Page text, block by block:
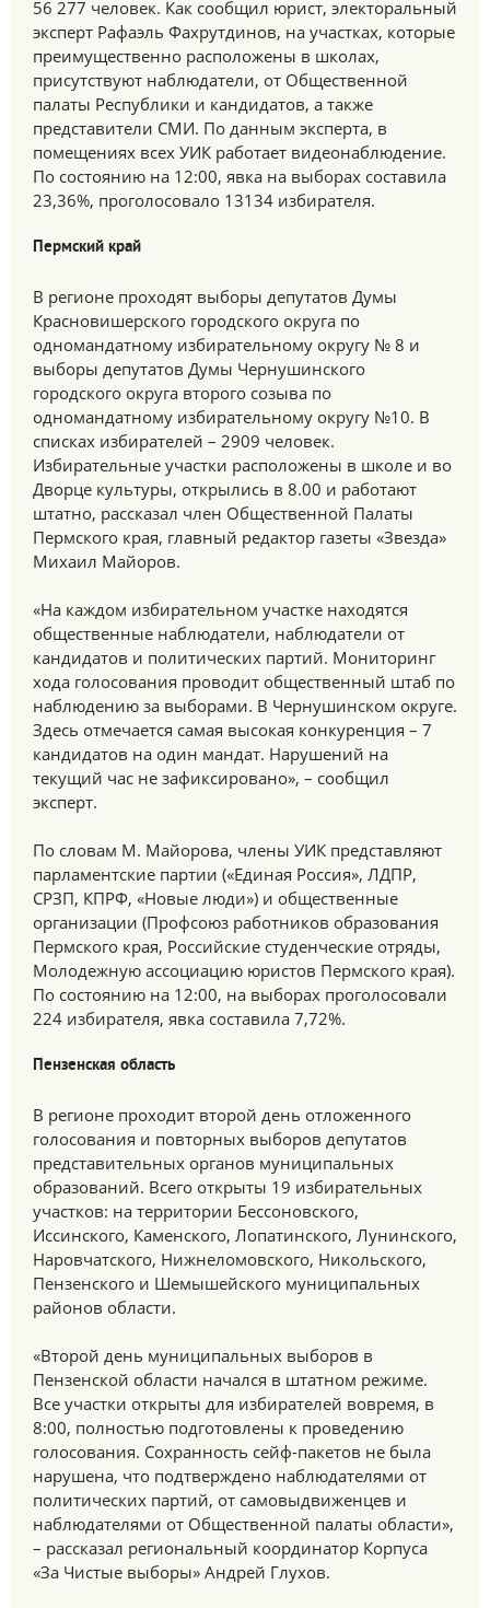
56 277 человек. Как сообщил юрист, электоральный
эксперт Рафаэль Фахрутдинов, на участках, которые
преимущественно расположены в школах,
присутствуют наблюдатели, от Общественной
палаты Республики и кандидатов, а также
представители СМИ. По данным эксперта, в
помещениях всех УИК работает видеонаблюдение.
По состоянию на 12:00, явка на выборах составила
23,36%, проголосовало 13134 избирателя.
Пермский край
В регионе проходят выборы депутатов Думы
Красновишерского городского округа по
одномандатному избирательному округу № 8 и
выборы депутатов Думы Чернушинского
городского округа второго созыва по
одномандатному избирательному округу №10. В
списках избирателей – 2909 человек.
Избирательные участки расположены в школе и во
Дворце культуры, открылись в 8.00 и работают
штатно, рассказал член Общественной Палаты
Пермского края, главный редактор газеты «Звезда»
Михаил Майоров.
«На каждом избирательном участке находятся
общественные наблюдатели, наблюдатели от
кандидатов и политических партий. Мониторинг
хода голосования проводит общественный штаб по
наблюдению за выборами. В Чернушинском округе.
Здесь отмечается самая высокая конкуренция – 7
кандидатов на один мандат. Нарушений на
текущий час не зафиксировано», – сообщил
эксперт.
По словам М. Майорова, члены УИК представляют
парламентские партии («Единая Россия», ЛДПР,
СРЗП, КПРФ, «Новые люди») и общественные
организации (Профсоюз работников образования
Пермского края, Российские студенческие отряды,
Молодежную ассоциацию юристов Пермского края).
По состоянию на 12:00, на выборах проголосовали
224 избирателя, явка составила 7,72%.
Пензенская область
В регионе проходит второй день отложенного
голосования и повторных выборов депутатов
представительных органов муниципальных
образований. Всего открыты 19 избирательных
участков: на территории Бессоновского,
Иссинского, Каменского, Лопатинского, Лунинского,
Наровчатского, Нижнеломовского, Никольского,
Пензенского и Шемышейского муниципальных
районов области.
«Второй день муниципальных выборов в
Пензенской области начался в штатном режиме.
Все участки открыты для избирателей вовремя, в
8:00, полностью подготовлены к проведению
голосования. Сохранность сейф-пакетов не была
нарушена, что подтверждено наблюдателями от
политических партий, от самовыдвиженцев и
наблюдателями от Общественной палаты области»,
– рассказал региональный координатор Корпуса
«За Чистые выборы» Андрей Глухов.